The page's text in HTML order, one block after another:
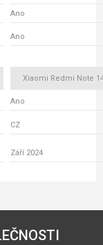
Ano
Ano
Xiaomi Redmi Note
Ano
CZ
Září 2024